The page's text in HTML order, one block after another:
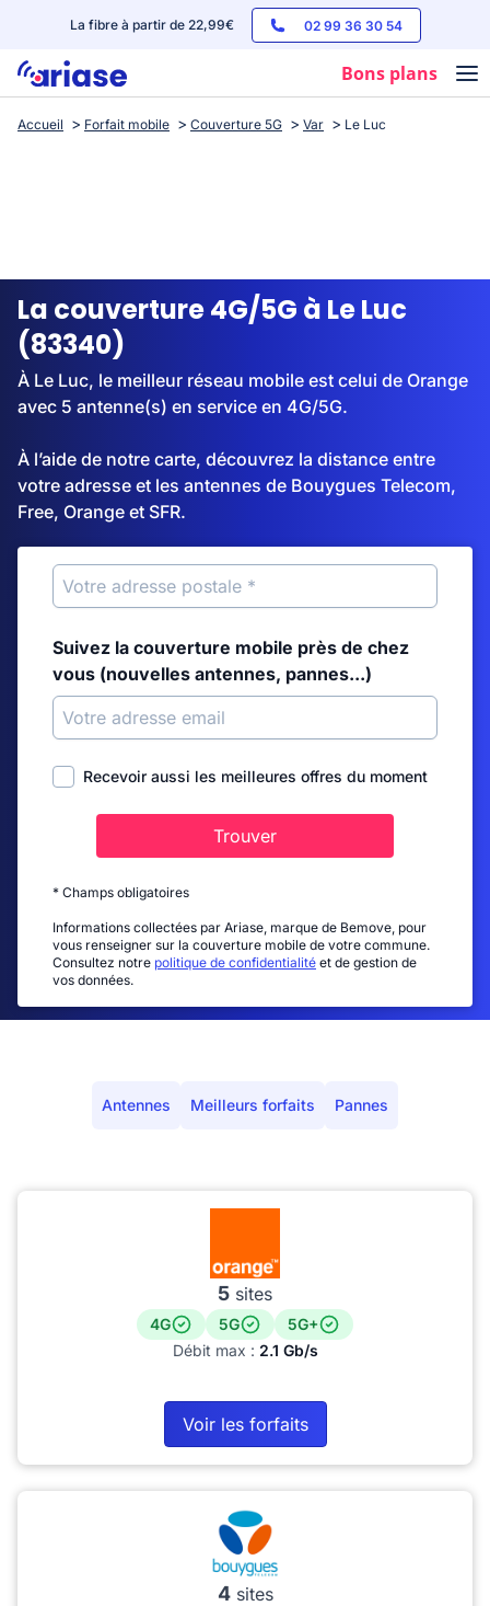
La fibre à partir de 22,99€ 02 99 36 30 54
Bons plans
Box internet
Streaming
Accueil Forfait mobile Couverture 5G Var Le Luc
La couverture 4G/5G à Le Luc
(83340)
À Le Luc, le meilleur réseau mobile est celui de Orange
avec 5 antenne(s) en service en 4G/5G.
À l’aide de notre carte, découvrez la distance entre
votre adresse et les antennes de Bouygues Telecom,
Free, Orange et SFR.
Suivez la couverture mobile près de chez
vous (nouvelles antennes, pannes...)
Recevoir aussi les meilleures offres du moment
Trouver
* Champs obligatoires
Informations collectées par Ariase, marque de Bemove, pour
vous renseigner sur la couverture mobile de votre commune.
Consultez notre politique de confidentialité et de gestion de
vos données.
Antennes Meilleurs forfaits Pannes
5 sites
4G 5G
5G+
Débit max : 2.1 Gb/s
Voir les forfaits
4sites